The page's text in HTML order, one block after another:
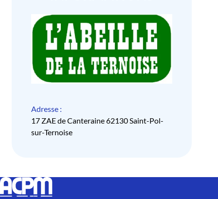
Adresse :
17 ZAE de Canteraine 62130 Saint-Pol-
sur-Ternoise